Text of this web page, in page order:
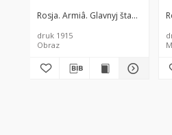
Rosja. Armiâ. Glavnyj štab.
druk 1915
Obraz